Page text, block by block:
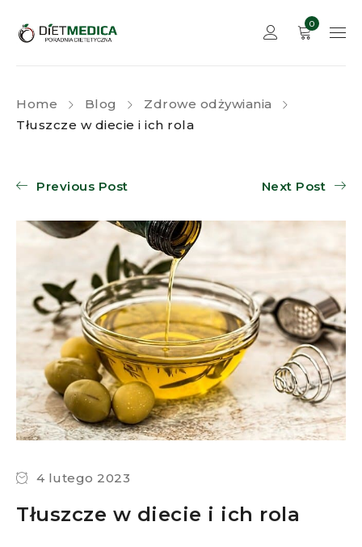
0
Home Blog
Zdrowe odżywiania
Tłuszcze w diecie i ich rola
Previous Post Next Post
4 lutego 2023
Tłuszcze w diecie i ich rola